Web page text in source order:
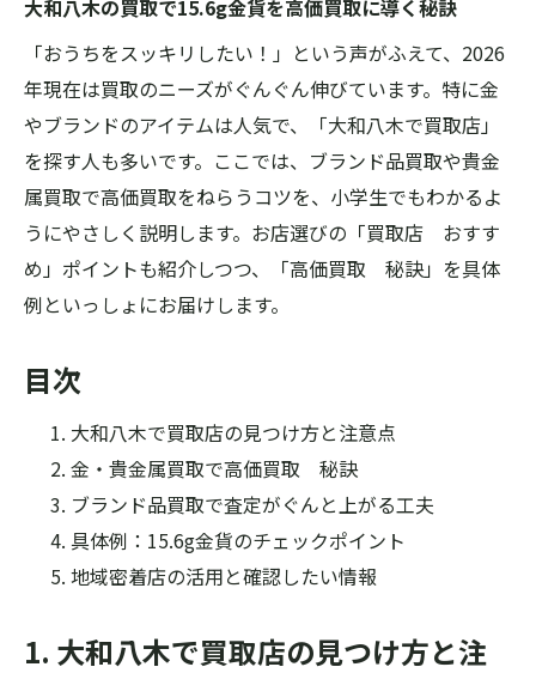
大和八木の買取で15.6g金貨を高価買取に導く秘訣
「おうちをスッキリしたい！」という声がふえて、2026
年現在は買取のニーズがぐんぐん伸びています。特に金
やブランドのアイテムは人気で、「大和八木で買取店」
を探す人も多いです。ここでは、ブランド品買取や貴金
属買取で高価買取をねらうコツを、小学生でもわかるよ
うにやさしく説明します。お店選びの「買取店 おすす
め」ポイントも紹介しつつ、「高価買取 秘訣」を具体
例といっしょにお届けします。
目次
大和八木で買取店の見つけ方と注意点
金・貴金属買取で高価買取 秘訣
ブランド品買取で査定がぐんと上がる工夫
具体例：15.6g金貨のチェックポイント
地域密着店の活用と確認したい情報
1. 大和八木で買取店の見つけ方と注